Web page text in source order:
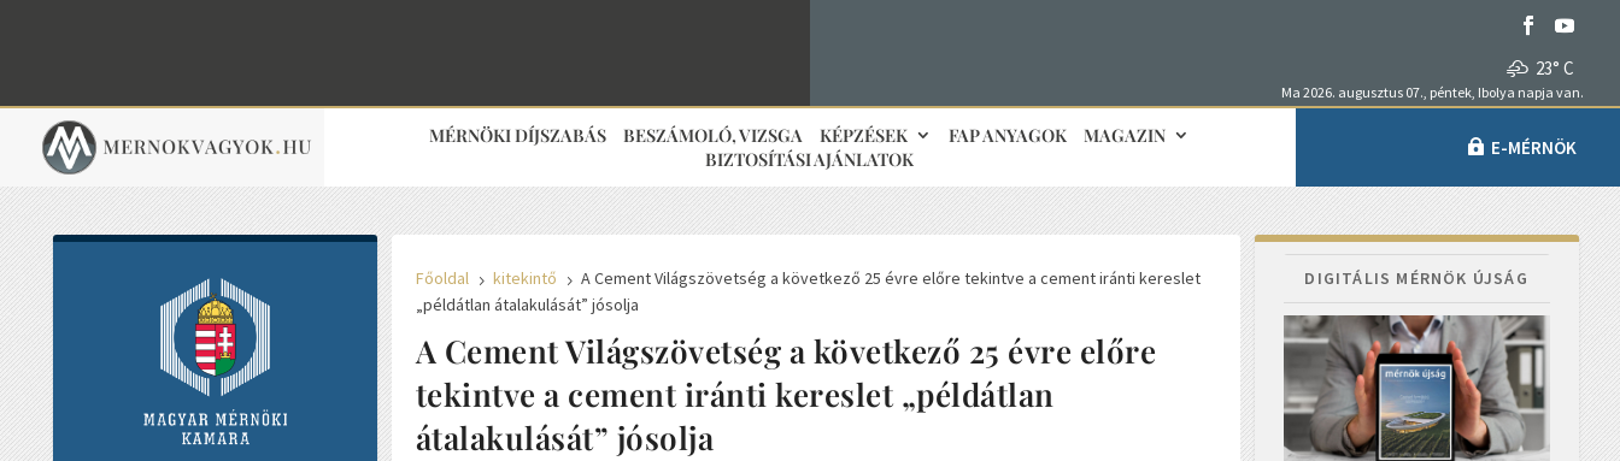
23° C
Ma 2026. augusztus 07., péntek, Ibolya napja van.
MÉRNÖKI DÍJSZABÁS BESZÁMOLÓ, VIZSGA KÉPZÉSEK FAP ANYAGOK
MAGAZIN
BIZTOSÍTÁSI AJÁNLATOK
E-MÉRNÖK
Főoldal 5 kitekintő 5 A Cement Világszövetség a következő 25 évre előre tekintve a cement iránti kereslet
„példátlan átalakulását” jósolja
A Cement Világszövetség a következő 25 évre előre
tekintve a cement iránti kereslet „példátlan
átalakulását” jósolja
DIGITÁLIS MÉRNÖK ÚJSÁG